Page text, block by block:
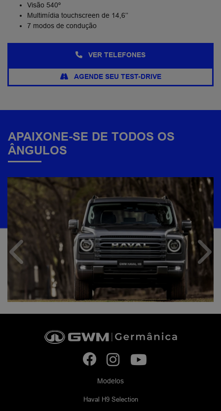
Visão 540º
Multimídia touchscreen de 14,6’’
7 modos de condução
VER TELEFONES
AGENDE SEU TEST-DRIVE
APAIXONE-SE DE TODOS OS
ÂNGULOS
Anterior
Modelos
Haval H9 Selection